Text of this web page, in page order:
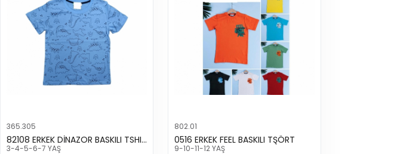
365.305
82108 ERKEK DİNAZOR BASKILI TSHIRT
3-4-5-6-7 YAŞ
802.01
0516 ERKEK FEEL BASKILI TŞÖRT
9-10-11-12 YAŞ